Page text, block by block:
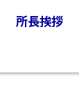
所長挨拶